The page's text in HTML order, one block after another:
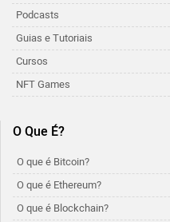
Podcasts
Guias e Tutoriais
Cursos
NFT Games
O Que É?
O que é Bitcoin?
O que é Ethereum?
O que é Blockchain?